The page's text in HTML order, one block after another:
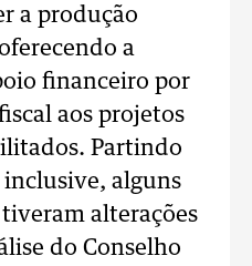
a produção
a
financeiro por
aos projetos
Partindo
inclusive, alguns
alterações
do Conselho